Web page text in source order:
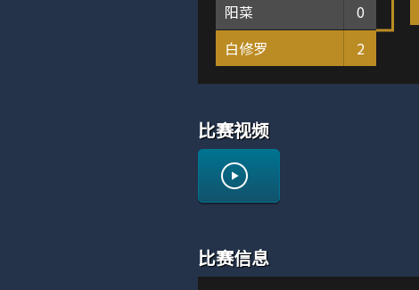
阳菜
0
白修罗
2
比赛视频
比赛信息